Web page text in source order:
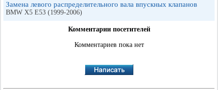
Замена левого распределительного вала впускных клапанов
BMW X5 E53 (1999-2006)
Комментарии посетителей
Комментариев пока нет